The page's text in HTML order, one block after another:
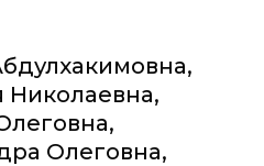
,
,
,
Олеговна,